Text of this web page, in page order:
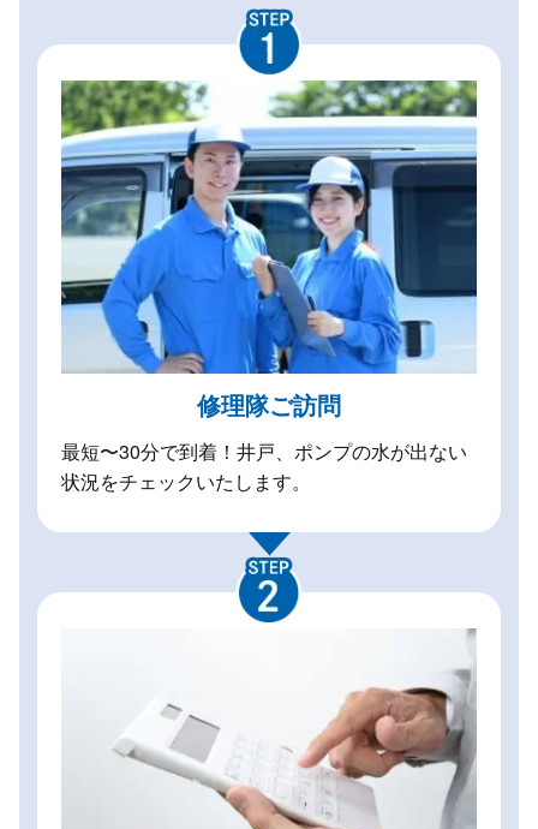
修理隊ご訪問
最短〜30分で到着！井戸、ポンプの水が出ない
状況をチェックいたします。